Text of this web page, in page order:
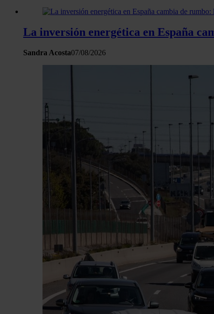
La inversión energética en España
Sandra Acosta07/08/2026